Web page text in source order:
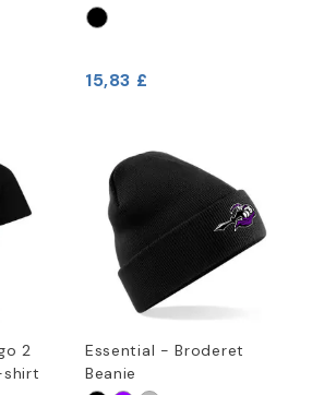
15,83 £
2
shirt
Essential - Broderet
Beanie